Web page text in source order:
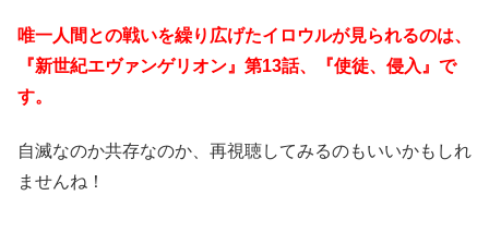
唯一人間との戦いを繰り広げたイロウルが見られるのは、
『新世紀エヴァンゲリオン』第13話、『使徒、侵入』で
す。
自滅なのか共存なのか、再視聴してみるのもいいかもしれ
ませんね！